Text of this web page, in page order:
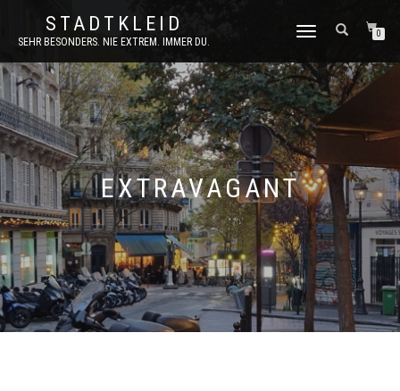
STADTKLEID
SEHR BESONDERS. NIE EXTREM. IMMER DU.
NAVIGATION
0
EXTRAVAGANT